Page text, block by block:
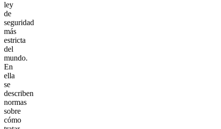
ley
de
seguridad
más
estricta
del
mundo.
En
ella
se
describen
normas
sobre
cómo